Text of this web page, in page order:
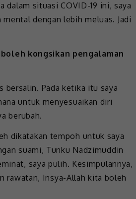
situasi COVID-19 ini, saya
dengan lebih meluas. Jadi
kongsikan pengalaman
bersalin. Pada ketika itu saya
untuk menyesuaikan diri
berubah.
dikatakan tempoh untuk saya
suami, Tunku Nadzimuddin
saya pulih. Kesimpulannya,
rawatan, Insya-Allah kita boleh